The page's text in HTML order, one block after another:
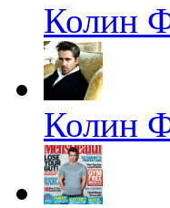
Колин
Колин